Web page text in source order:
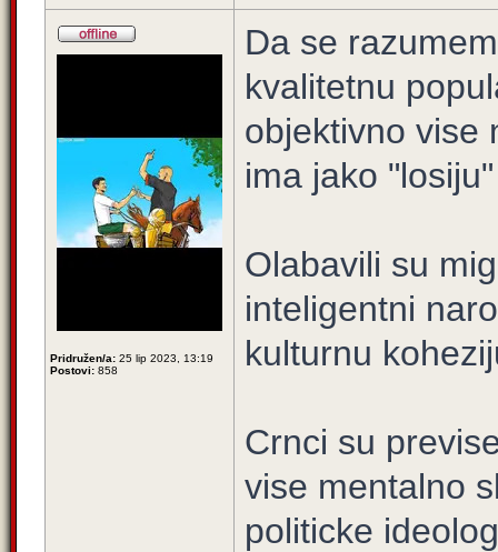
Pridružen/a: 25 lip 2023, 13:19
Postovi: 858
Da se
kvalitetnu
objektivno vise
ima jako
Olabavili su
inteligentni
kulturnu
Crnci su
vise mentalno
politicke